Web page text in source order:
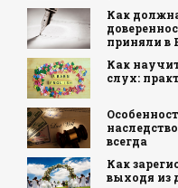
Как
приняли в
Как
слух:
всегда
Как
выходя из